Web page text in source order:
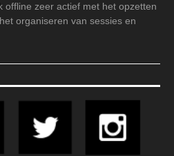
offline zeer actief met het opzetten
organiseren van sessies en